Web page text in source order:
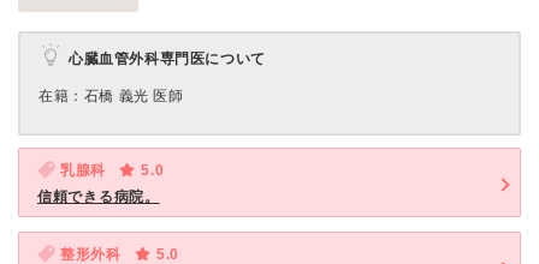
心臓血管外科専門医について
在籍：石橋 義光 医師
乳腺科
5.0
信頼できる病院。
整形外科
5.0